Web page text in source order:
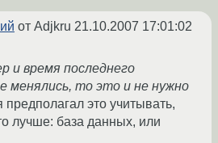
от Adjkru 21.10.2007 17:01:02
и время последнего
менялись, то это и не нужно
предполагал это учитывать,
лучше: база данных, или